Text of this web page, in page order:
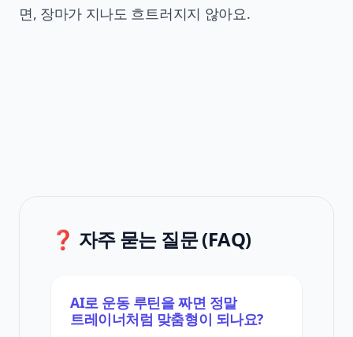
면, 장마가 지나도 흐트러지지 않아요.
❓ 자주 묻는 질문 (FAQ)
AI로 운동 루틴을 짜면 정말
트레이너처럼 맞춤형이 되나요?